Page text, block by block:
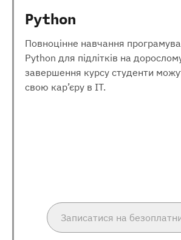
Python
Повноцінне навчання
Python для підлітків на
завершення курсу студенти
свою кар’єру в ІТ.
Записатися на